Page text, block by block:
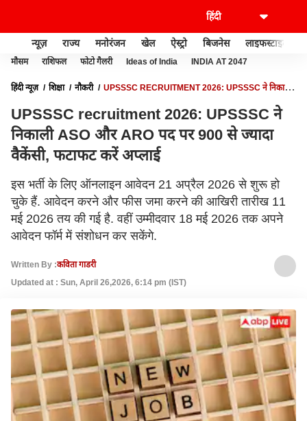
न्यूज़ राज्य मनोरंजन खेल ऐस्ट्रो बिजनेस लाइफस्टाइल
मौसम राशिफल फोटो गैलरी Ideas of India INDIA AT 2047
हिंदी न्यूज़ शिक्षा नौकरी
UPSSSC RECRUITMENT 2026: UPSSSC ने निकाली
UPSSSC recruitment 2026: UPSSSC ने
निकाली ASO और ARO पद पर 900 से ज्यादा
वैकेंसी, फटाफट करें अप्लाई
इस भर्ती के लिए ऑनलाइन आवेदन 21 अप्रैल 2026 से शुरू हो
चुके हैं. आवेदन करने और फीस जमा करने की आखिरी तारीख 11
मई 2026 तय की गई है. वहीं उम्मीदवार 18 मई 2026 तक अपने
आवेदन फॉर्म में संशोधन कर सकेंगे.
Written By :कविता गाडरी
Updated at : Sun, April 26,2026, 6:14 pm (IST)